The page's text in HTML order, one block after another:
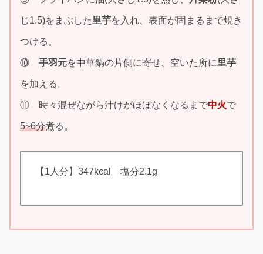
じ1.5)をまぶした里芋を入れ、表面が固まるまで焼き
つける。
⑩ 手羽元を中華鍋の片側に寄せ、空いた所に里芋
を加える。
⑪ 時々混ぜながら汁けがほぼなくなるまで中火で
5~6分煮る。
【1人分】347kcal 塩分2.1g